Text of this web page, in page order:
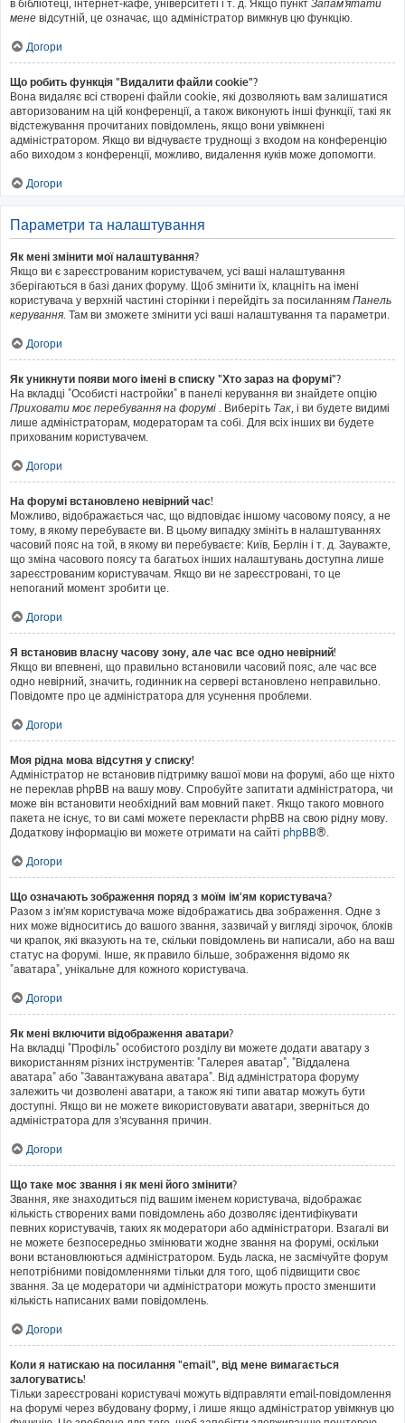
в бібліотеці, інтернет-кафе, університеті і т. д. Якщо пункт Запам'ятати
мене відсутній, це означає, що адміністратор вимкнув цю функцію.
Догори
Що робить функція "Видалити файли cookie"?
Вона видаляє всі створені файли cookie, які дозволяють вам залишатися
авторизованим на цій конференції, а також виконують інші функції, такі як
відстежування прочитаних повідомлень, якщо вони увімкнені
адміністратором. Якщо ви відчуваєте труднощі з входом на конференцію
або виходом з конференції, можливо, видалення куків може допомогти.
Догори
Параметри та налаштування
Як мені змінити мої налаштування?
Якщо ви є зареєстрованим користувачем, усі ваші налаштування
зберігаються в базі даних форуму. Щоб змінити їх, клацніть на імені
користувача у верхній частині сторінки і перейдіть за посиланням Панель
керування. Там ви зможете змінити усі ваші налаштування та параметри.
Догори
Як уникнути появи мого імені в списку "Хто зараз на форумі"?
На вкладці "Особисті настройки" в панелі керування ви знайдете опцію
Приховати моє перебування на форумі . Виберіть Так, і ви будете видимі
лише адміністраторам, модераторам та собі. Для всіх інших ви будете
прихованим користувачем.
Догори
На форумі встановлено невірний час!
Можливо, відображається час, що відповідає іншому часовому поясу, а не
тому, в якому перебуваєте ви. В цьому випадку змініть в налаштуваннях
часовий пояс на той, в якому ви перебуваєте: Київ, Берлін і т. д. Зауважте,
що зміна часового поясу та багатьох інших налаштувань доступна лише
зареєстрованим користувачам. Якщо ви не зареєстровані, то це
непоганий момент зробити це.
Догори
Я встановив власну часову зону, але час все одно невірний!
Якщо ви впевнені, що правильно встановили часовий пояс, але час все
одно невірний, значить, годинник на сервері встановлено неправильно.
Повідомте про це адміністратора для усунення проблеми.
Догори
Моя рідна мова відсутня у списку!
Адміністратор не встановив підтримку вашої мови на форумі, або ще ніхто
не переклав phpBB на вашу мову. Спробуйте запитати адміністратора, чи
може він встановити необхідний вам мовний пакет. Якщо такого мовного
пакета не існує, то ви самі можете перекласти phpBB на свою рідну мову.
Додаткову інформацію ви можете отримати на сайті phpBB®.
Догори
Що означають зображення поряд з моїм ім'ям користувача?
Разом з ім'ям користувача може відображатись два зображення. Одне з
них може відноситись до вашого звання, зазвичай у вигляді зірочок, блоків
чи крапок, які вказують на те, скільки повідомлень ви написали, або на ваш
статус на форумі. Інше, як правило більше, зображення відомо як
"аватара", унікальне для кожного користувача.
Догори
Як мені включити відображення аватари?
На вкладці "Профіль" особистого розділу ви можете додати аватару з
використанням різних інструментів: "Галерея аватар", "Віддалена
аватара" або "Завантажувана аватара". Від адміністратора форуму
залежить чи дозволені аватари, а також які типи аватар можуть бути
доступні. Якщо ви не можете використовувати аватари, зверніться до
адміністратора для з'ясування причин.
Догори
Що таке моє звання і як мені його змінити?
Звання, яке знаходиться під вашим іменем користувача, відображає
кількість створених вами повідомлень або дозволяє ідентифікувати
певних користувачів, таких як модератори або адміністратори. Взагалі ви
не можете безпосередньо змінювати жодне звання на форумі, оскільки
вони встановлюються адміністратором. Будь ласка, не засмічуйте форум
непотрібними повідомленнями тільки для того, щоб підвищити своє
звання. За це модератори чи адміністратори можуть просто зменшити
кількість написаних вами повідомлень.
Догори
Коли я натискаю на посилання "email", від мене вимагається
залогуватись!
Тільки зареєстровані користувачі можуть відправляти email-повідомлення
на форумі через вбудовану форму, і лише якщо адміністратор увімкнув цю